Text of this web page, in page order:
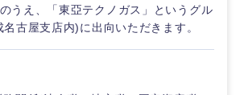
うえ、「東亞テクノガス」というグル
古屋支店内)に出向いただきます。